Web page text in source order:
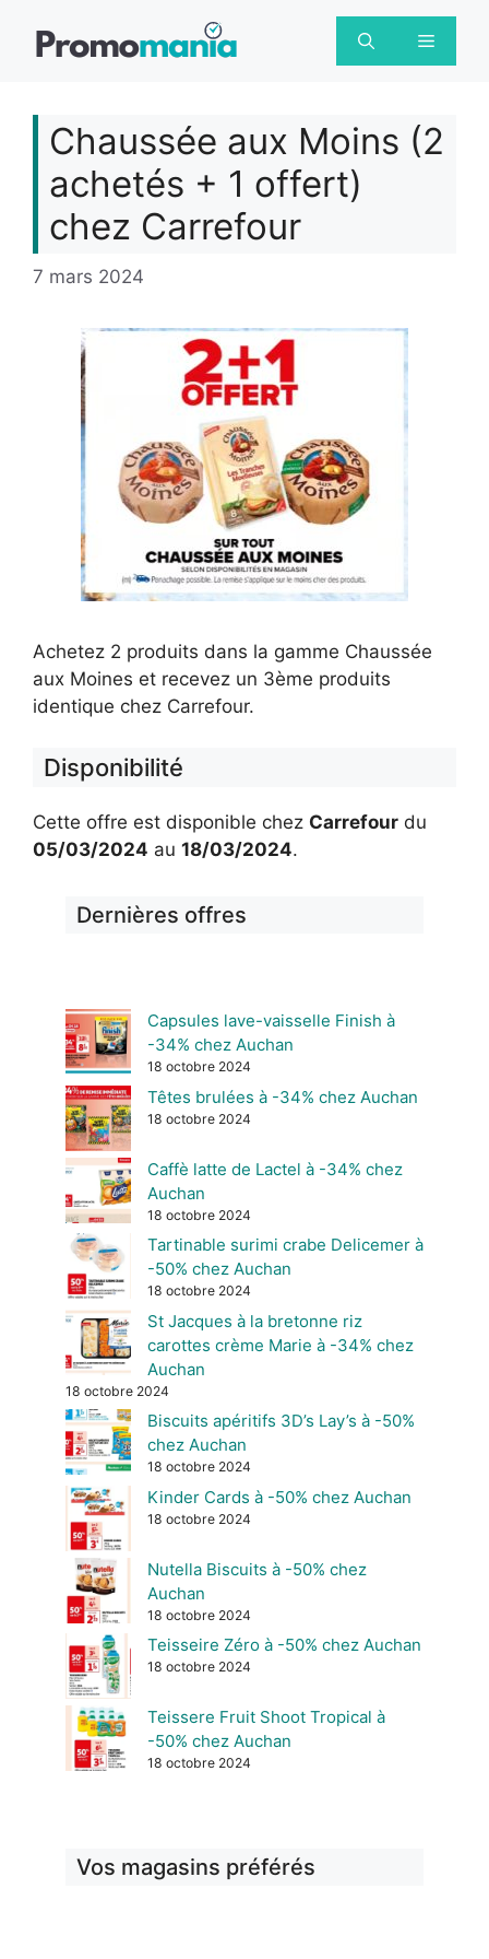
Menu
Chaussée aux Moins (2
achetés + 1 offert)
chez Carrefour
7 mars 2024
Achetez 2 produits dans la gamme Chaussée
aux Moines et recevez un 3ème produits
identique chez Carrefour.
Disponibilité
Cette offre est disponible chez Carrefour du
05/03/2024 au 18/03/2024.
Dernières offres
Capsules lave-vaisselle Finish à
-34% chez Auchan
18 octobre 2024
Têtes brulées à -34% chez Auchan
18 octobre 2024
Caffè latte de Lactel à -34% chez
Auchan
18 octobre 2024
Tartinable surimi crabe Delicemer à
-50% chez Auchan
18 octobre 2024
St Jacques à la bretonne riz
carottes crème Marie à -34% chez
Auchan
18 octobre 2024
Biscuits apéritifs 3D’s Lay’s à -50%
chez Auchan
18 octobre 2024
Kinder Cards à -50% chez Auchan
18 octobre 2024
Nutella Biscuits à -50% chez
Auchan
18 octobre 2024
Teisseire Zéro à -50% chez Auchan
18 octobre 2024
Teissere Fruit Shoot Tropical à
-50% chez Auchan
18 octobre 2024
Vos magasins préférés